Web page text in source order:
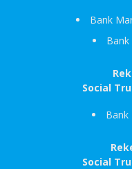
Bank
Social
Bank
Social